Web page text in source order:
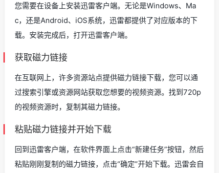
您需要在设备上安装迅雷客户端。无论是Windows、Ma
c，还是Android、iOS系统，迅雷都提供了对应版本的下
载。安装完成后，打开迅雷客户端。
获取磁力链接
在互联网上，许多资源站点提供磁力链接下载，您可以通
过搜索引擎或资源网站获取您想要的视频资源。找到720p
的视频资源时，复制其磁力链接。
粘贴磁力链接并开始下载
回到迅雷客户端，在软件界面上点击“新建任务”按钮，然后
粘贴刚刚复制的磁力链接，点击“确定”开始下载。迅雷会自